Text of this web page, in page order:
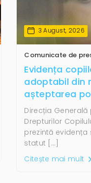
3 August, 2026
Comunicate de
Evidența
adoptabil din
așteptarea
Direcția
Drepturilor
prezintă
statut […]
Citește mai mult